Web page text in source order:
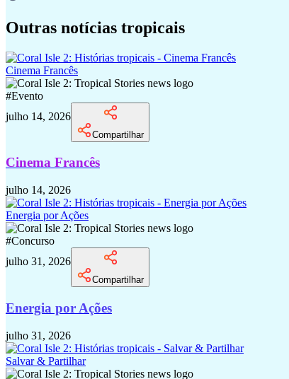
Outras notícias tropicais
Cinema Francês
#Evento
julho 14, 2026
Compartilhar
Cinema Francês
julho 14, 2026
Energia por Ações
#Concurso
julho 31, 2026
Compartilhar
Energia por Ações
julho 31, 2026
Salvar & Partilhar